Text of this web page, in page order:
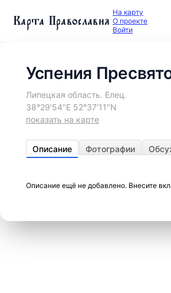
Карта Православия На карту
О проекте
Войти
Успения
Липецкая область. Елец.
38°29′54″E 52°37′11″N
показать на карте
Описание Фотографии
Описание ещё не добавлено. Внесите